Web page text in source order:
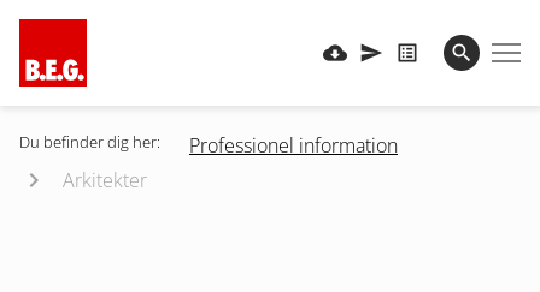
Du befinder dig her:
Professionel information
Arkitekter